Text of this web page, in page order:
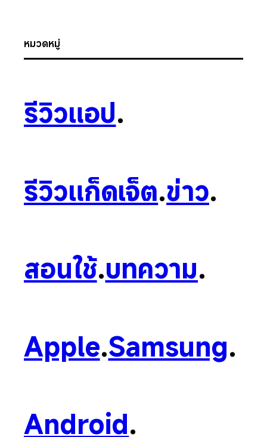
หมวดหมู่
รีวิวแอป.
รีวิวแก็ดเจ็ต.ข่าว.
สอนใช้.บทความ.
Apple.Samsung.
Android.